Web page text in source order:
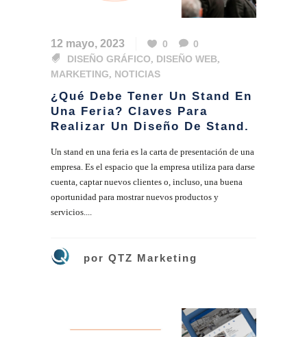
12 mayo, 2023 0
0
DISEÑO GRÁFICO, DISEÑO WEB,
MARKETING, NOTICIAS
¿Qué Debe Tener Un Stand En
Una Feria? Claves Para
Realizar Un Diseño De Stand.
Un stand en una feria es la carta de presentación de una
empresa. Es el espacio que la empresa utiliza para darse
cuenta, captar nuevos clientes o, incluso, una buena
oportunidad para mostrar nuevos productos y
servicios....
por QTZ Marketing